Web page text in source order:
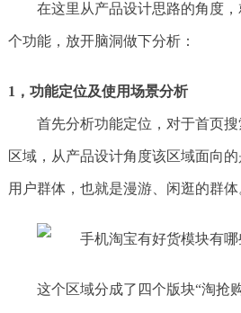
在这里从产品设计思路的角度
个功能，放开脑洞做下分析：
1，功能定位及使用场景分析
首先分析功能定位，对于首页
区域，从产品设计角度该区域面向
用户群体，也就是漫游、闲逛的群体
这个区域分成了四个版块“淘抢